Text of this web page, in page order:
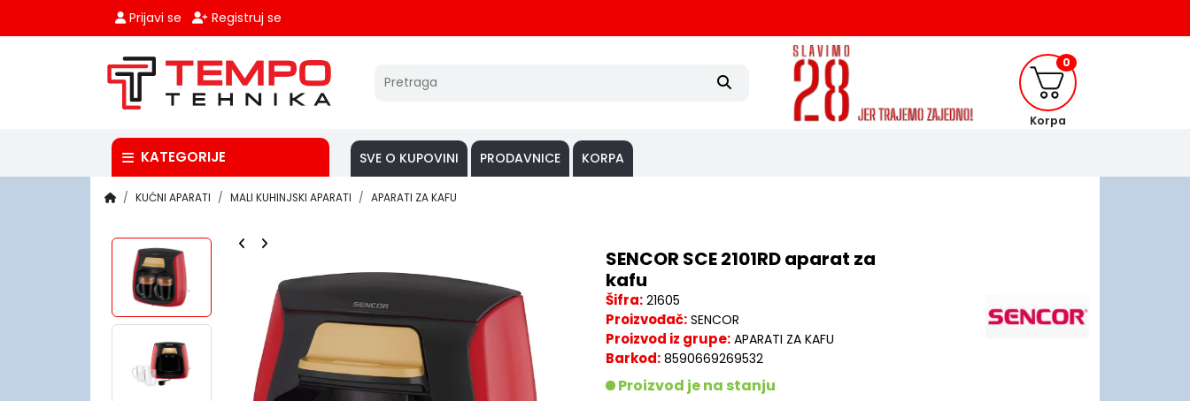
Prijavi se Registruj se
0
Korpa
KATEGORIJE SVE O KUPOVINI PRODAVNICE KORPA
KUĆNI APARATI MALI KUHINJSKI APARATI APARATI ZA KAFU
SENCOR SCE 2101RD aparat za
kafu
Šifra: 21605
Proizvođač: SENCOR
Proizvod iz grupe: APARATI ZA KAFU
Barkod: 8590669269532
Proizvod je na stanju